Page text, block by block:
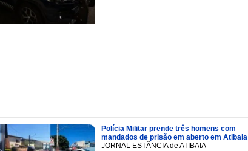
Polícia Militar prende três homens com
mandados de prisão em aberto em Atibaia
JORNAL ESTÂNCIA de ATIBAIA